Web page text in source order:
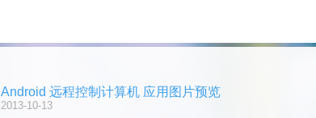
Android 远程控制计算机 应用图片预览
2013-10-13